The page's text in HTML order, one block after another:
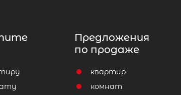
Предложения
по продаже
квартир
комнат